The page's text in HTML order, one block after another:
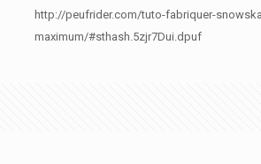
http://peufrider.com/tuto-fabriquer-
maximum/#sthash.5zjr7Dui.dpuf